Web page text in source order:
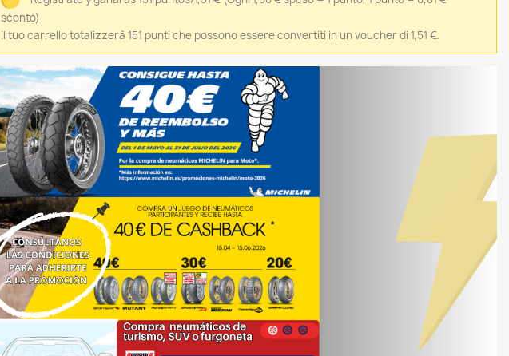
sconto)
Il tuo carrello totalizzerà 151 punti che possono essere convertiti in un voucher di 1,51 €.